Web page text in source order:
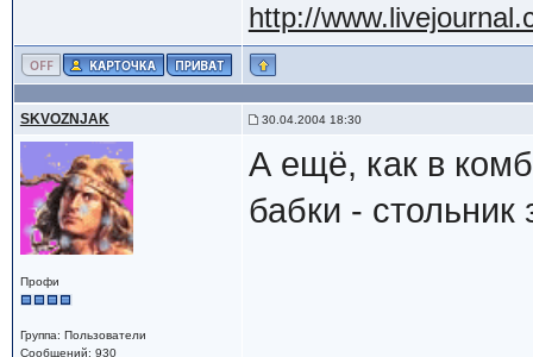
http://
SKVOZNJAK 30.04.2004 18:30
Профи
Группа: Пользователи
Сообщений: 930
А ещё, как в
бабки -